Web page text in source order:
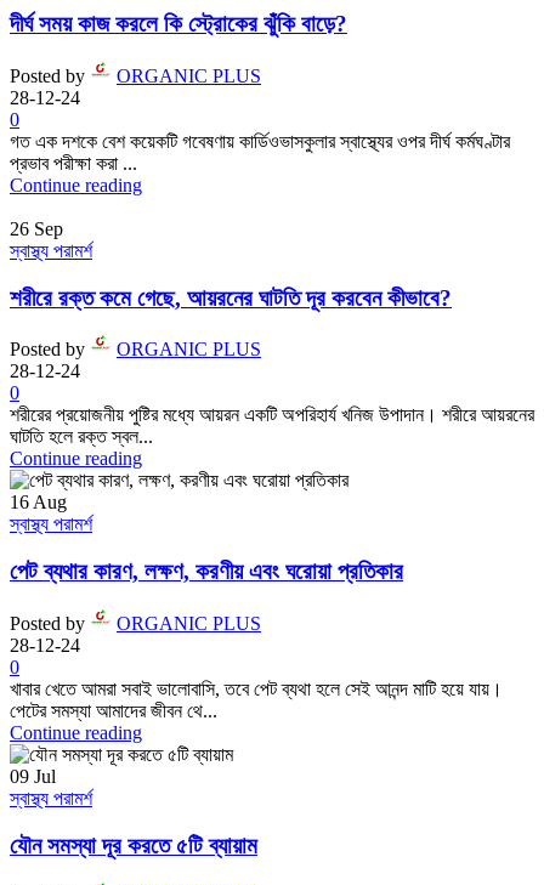
দীর্ঘ সময় কাজ করলে কি স্ট্রোকের ঝুঁকি বাড়ে?
Posted by
ORGANIC PLUS
28-12-24
0
গত এক দশকে বেশ কয়েকটি গবেষণায় কার্ডিওভাসকুলার স্বাস্থ্যের ওপর দীর্ঘ কর্মঘণ্টার
প্রভাব পরীক্ষা করা ...
Continue reading
26 Sep
স্বাস্থ্য পরামর্শ
শরীরে রক্ত কমে গেছে, আয়রনের ঘাটতি দূর করবেন কীভাবে?
Posted by
ORGANIC PLUS
28-12-24
0
শরীরের প্রয়োজনীয় পুষ্টির মধ্যে আয়রন একটি অপরিহার্য খনিজ উপাদান। শরীরে আয়রনের
ঘাটতি হলে রক্ত স্বল...
Continue reading
16 Aug
স্বাস্থ্য পরামর্শ
পেট ব্যথার কারণ, লক্ষণ, করণীয় এবং ঘরোয়া প্রতিকার
Posted by
ORGANIC PLUS
28-12-24
0
খাবার খেতে আমরা সবাই ভালোবাসি, তবে পেট ব্যথা হলে সেই আনন্দ মাটি হয়ে যায়।
পেটের সমস্যা আমাদের জীবন থে...
Continue reading
09 Jul
স্বাস্থ্য পরামর্শ
যৌন সমস্যা দূর করতে ৫টি ব্যায়াম